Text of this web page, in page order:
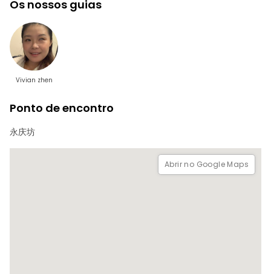
apresentada uma pequena representação de ópera
cantonense para compreender o seu estilo vocal e valor
cultural - não se trata de uma representação completa,
mas de uma introdução.
O passeio continua até ao passeio ribeirinho, com vistas
desafogadas sobre o rio e a torre icónica que contrasta
fotografias.
Opcionalmente, pode ser oferecida uma prova de chá
O passeio é flexível, sem itinerário fixo: adapta-se ao ritmo
Os nossos guias
Vivian zhen
Ponto de encontro
永庆坊
Abrir no Google Maps